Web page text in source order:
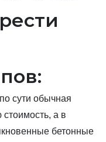
сути обычная
а в
бетонные